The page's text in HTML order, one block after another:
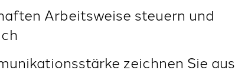
Arbeitsweise steuern und
zeichnen Sie aus